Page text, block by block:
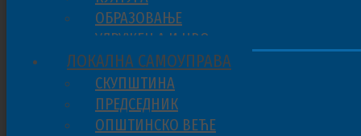
ОБРАЗОВАЊЕ
УДРУЖЕЊА И НВО
ЛОКАЛНА САМОУПРАВА
СКУПШТИНА
ПРЕДСЕДНИК
ОПШТИНСКО ВЕЋЕ